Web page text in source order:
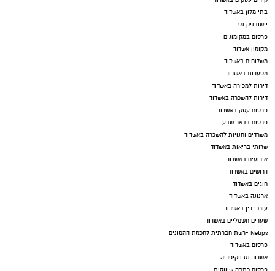
בתי מלון באשדוד
יישובניק נט
פרסום במקומונים
מקומון אשדוד
משלוחים באשדוד
מסעדות באשדוד
דירות למכירה באשדוד
דירות להשכרה באשדוד
פרסום עסק באשדוד
פרסום בבאר שבע
משרדים וחנויות להשכרה באשדוד
שרותי בריאות באשדוד
אירועים באשדוד
דרושים באשדוד
חוגים באשדוד
ארנונה באשדוד
עורכי דין באשדוד
שערים חשמליים באשדוד
Netips -רשת חברתית לחכמת ההמונים
פרסום באשדוד
אשדוד נט ויקיפדיה